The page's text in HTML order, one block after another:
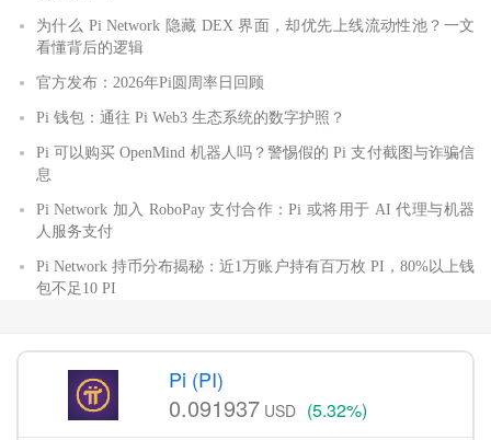
为什么 Pi Network 隐藏 DEX 界面，却优先上线流动性池？一文
看懂背后的逻辑
官方发布：2026年Pi圆周率日回顾
Pi 钱包：通往 Pi Web3 生态系统的数字护照？
Pi 可以购买 OpenMind 机器人吗？警惕假的 Pi 支付截图与诈骗信
息
Pi Network 加入 RoboPay 支付合作：Pi 或将用于 AI 代理与机器
人服务支付
Pi Network 持币分布揭秘：近1万账户持有百万枚 PI，80%以上钱
包不足10 PI
Pi (PI)
0.091937 USD (5.32%)